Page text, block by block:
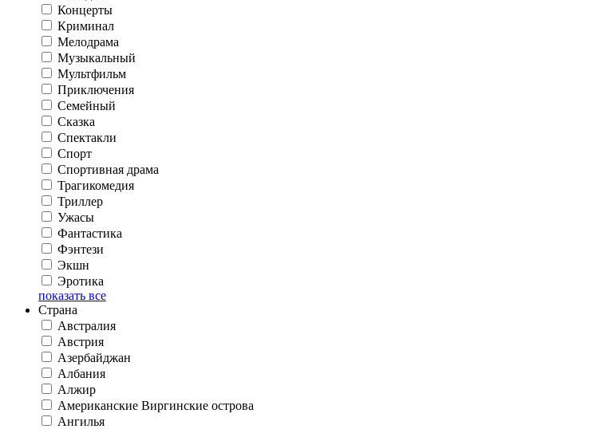
Концерты
Криминал
Мелодрама
Музыкальный
Мультфильм
Приключения
Семейный
Сказка
Спектакли
Спорт
Спортивная драма
Трагикомедия
Триллер
Ужасы
Фантастика
Фэнтези
Экшн
Эротика
показать все
Страна
Австралия
Австрия
Азербайджан
Албания
Алжир
Американские Виргинские острова
Ангилья